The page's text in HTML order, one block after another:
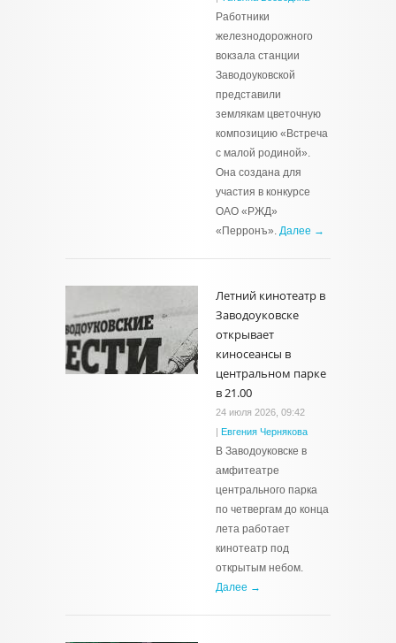
Работники
железнодорожного
вокзала станции
Заводоуковской
представили
землякам цветочную
композицию «Встреча
с малой родиной».
Она создана для
участия в конкурсе
ОАО «РЖД»
«Перронъ». Далее →
Летний кинотеатр в
Заводоуковске
открывает
киносеансы в
центральном парке
в 21.00
24 июля 2026, 09:42
| Евгения Чернякова
В Заводоуковске в
амфитеатре
центрального парка
по четвергам до конца
лета работает
кинотеатр под
открытым небом.
Далее →